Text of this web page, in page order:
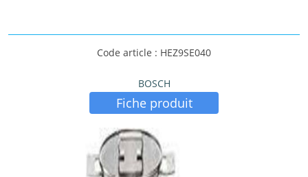
Code article : HEZ9SE040
BOSCH
Fiche produit